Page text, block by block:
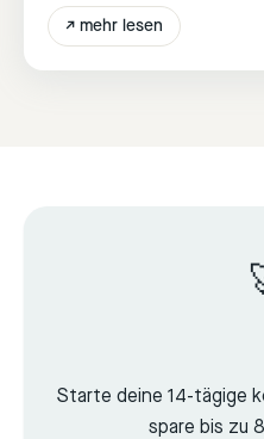
↗ mehr lesen
Starte deine 14-tägige
spare bis zu